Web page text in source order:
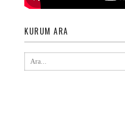
KURUM ARA